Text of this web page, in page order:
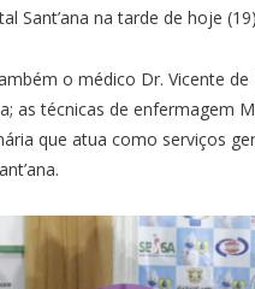
Sant’ana na tarde de hoje
o médico Dr. Vicente
as técnicas de enfermagem
que atua como serviços